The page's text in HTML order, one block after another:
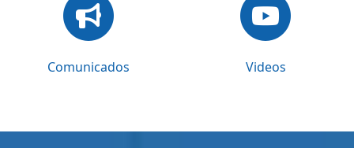
Comunicados Videos